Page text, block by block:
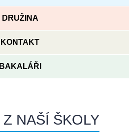
DRUŽINA
KONTAKT
BAKALÁŘI
Z NAŠÍ ŠKOLY